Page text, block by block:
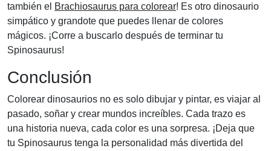
también el Brachiosaurus para colorear! Es otro dinosaurio
simpático y grandote que puedes llenar de colores
mágicos. ¡Corre a buscarlo después de terminar tu
Spinosaurus!
Conclusión
Colorear dinosaurios no es solo dibujar y pintar, es viajar al
pasado, soñar y crear mundos increíbles. Cada trazo es
una historia nueva, cada color es una sorpresa. ¡Deja que
tu Spinosaurus tenga la personalidad más divertida del